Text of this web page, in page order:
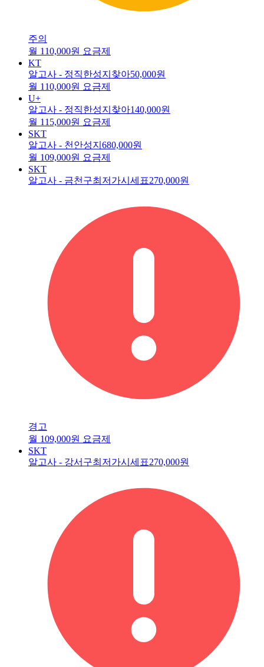
주의
월 110,000원 요금제
KT
알고사 - 정직한성지찾아50,000원
월 110,000원 요금제
U+
알고사 - 정직한성지찾아140,000원
월 115,000원 요금제
SKT
알고사 - 천안성지 680,000원
월 109,000원 요금제
SKT
알고사 - 금천구최저가시세표270,000원
경고
월 109,000원 요금제
SKT
알고사 - 강서구최저가시세표270,000원